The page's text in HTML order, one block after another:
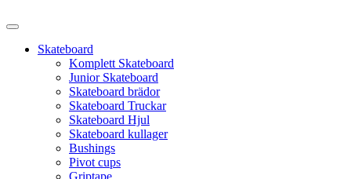
Skateboard
Komplett Skateboard
Junior Skateboard
Skateboard brädor
Skateboard Truckar
Skateboard Hjul
Skateboard kullager
Bushings
Pivot cups
Griptape